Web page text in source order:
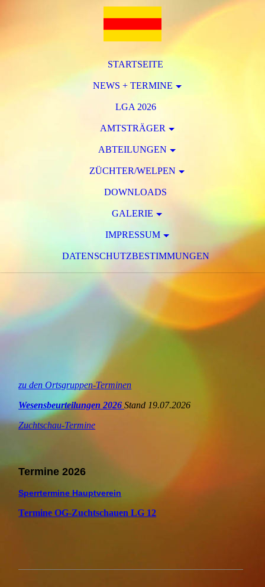
STARTSEITE
NEWS + TERMINE
LGA 2026
AMTSTRÄGER
ABTEILUNGEN
ZÜCHTER/WELPEN
DOWNLOADS
GALERIE
IMPRESSUM
DATENSCHUTZBESTIMMUNGEN
zu den Ortsgruppen-Terminen
Wesensbeurteilungen 2026 Stand 19.07.2026
Zuchtschau-Termine
Termine 2026
Sperrtermine Hauptverein
Termine OG-Zuchtschauen LG 12